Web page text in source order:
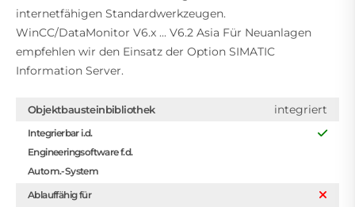
internetfähigen Standardwerkzeugen.
WinCC/DataMonitor V6.x ... V6.2 Asia Für Neuanlagen
empfehlen wir den Einsatz der Option SIMATIC
Information Server.
Objektbausteinbibliothek integriert
Integrierbar i.d.
Engineeringsoftware f.d.
Autom.-System
Ablauffähig für